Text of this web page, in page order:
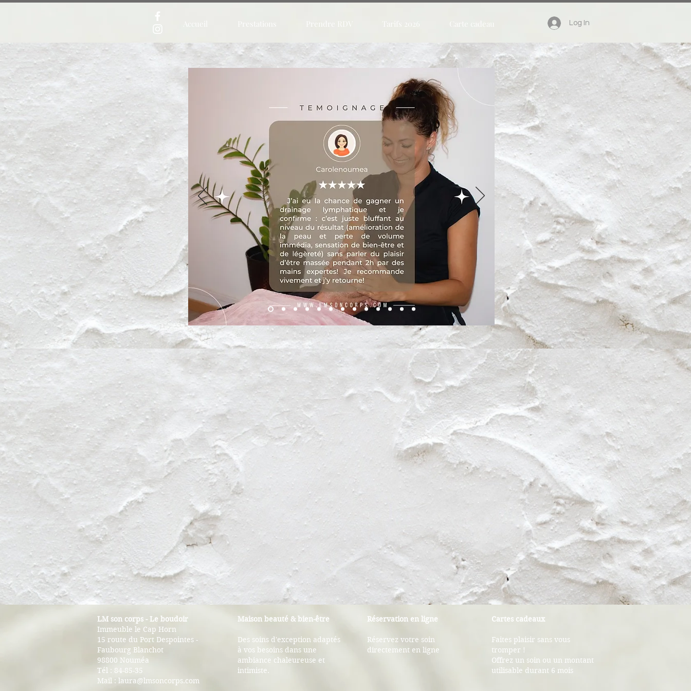
Prestations Prendre RDV Tarifs 2026 Carte cadeau Log In
LM son corps - Le boudoir
Immeuble le Cap Horn​
15 route du Port Despointes -
Faubourg Blanchot
98800 Nouméa
Tél : 84-85-35
Mail : laura@lmsoncorps.com
Maison beauté & bien-être
Des soins d'exception adaptés
à vos besoins dans une
ambiance chaleureuse et
intimiste.
Réservation en ligne
Réservez votre soin
directement en ligne
Cartes cadeaux
Faites plaisir sans vous
tromper !
Offrez un soin ou un montant
utilisable durant 6 mois